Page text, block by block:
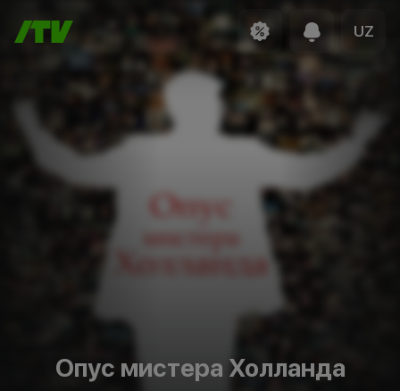
UZ
Опус мистера Холланда